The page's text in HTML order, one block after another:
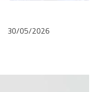
30/05/2026